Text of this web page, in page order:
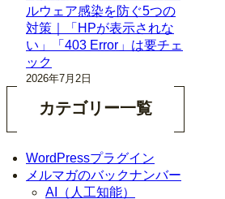
ルウェア感染を防ぐ5つの
対策｜「HPが表示されな
い」「403 Error」は要チェ
ック
2026年7月2日
カテゴリー一覧
WordPressプラグイン
メルマガのバックナンバー
AI（人工知能）